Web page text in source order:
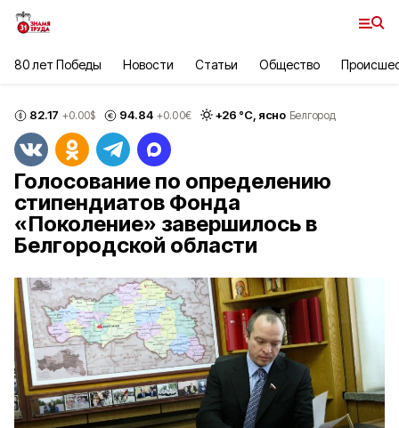
80 лет Победы Новости Статьи Общество
82.17 +0.00$ 94.84 +0.00€ +26 °С, ясно Белгород
Голосование по определению
стипендиатов Фонда
«Поколение» завершилось в
Белгородской области